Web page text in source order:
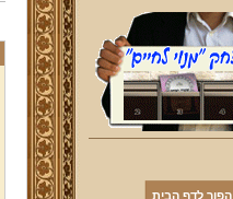
הפוך לדף הבית